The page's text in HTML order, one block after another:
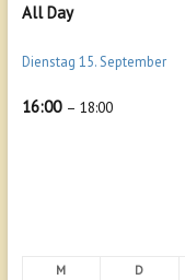
All Day
Dienstag 15.September
16:00 – 18:00
M D